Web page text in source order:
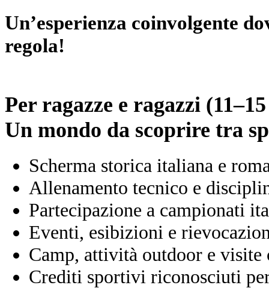
Un’esperienza coinvolgente
regola!
Per ragazze e ragazzi
Un mondo da scoprire tra
Scherma storica italiana e
Allenamento tecnico e
Partecipazione a campionati
Eventi, esibizioni e
Camp, attività outdoor e
Crediti sportivi riconosciuti